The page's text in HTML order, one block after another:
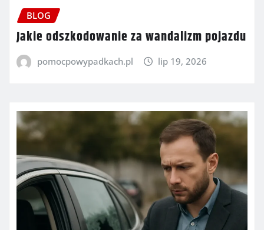
BLOG
Jakie odszkodowanie za wandalizm pojazdu
pomocpowypadkach.pl lip 19, 2026